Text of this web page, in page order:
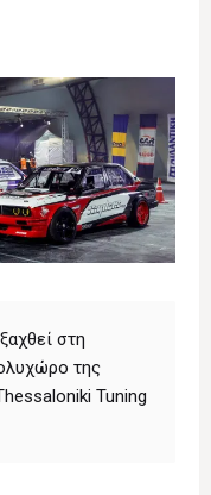
στη
της
Tuning